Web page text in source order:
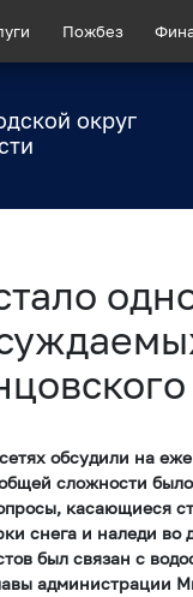
Пожбез
округ
обсудили на
сложности
касающиеся
снега и наледи во
был связан с
администрации